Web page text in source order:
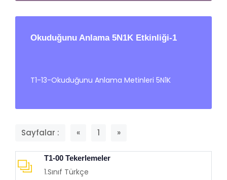
Okuduğunu Anlama 5N1K Etkinliği-1
T1-13-Okuduğunu Anlama Metinleri 5N1K
Sayfalar : « 1 »
T1-00 Tekerlemeler
1.Sınıf Türkçe